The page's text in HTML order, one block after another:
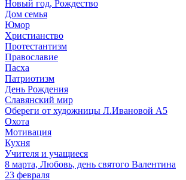
Новый год, Рождество
Дом семья
Юмор
Христианство
Протестантизм
Православие
Пасха
Патриотизм
День Рождения
Славянский мир
Обереги от художницы Л.Ивановой А5
Охота
Мотивация
Кухня
Учителя и учащиеся
8 марта, Любовь, день святого Валентина
23 февраля